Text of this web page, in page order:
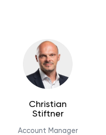
Christian
Stiftner
Account Manager